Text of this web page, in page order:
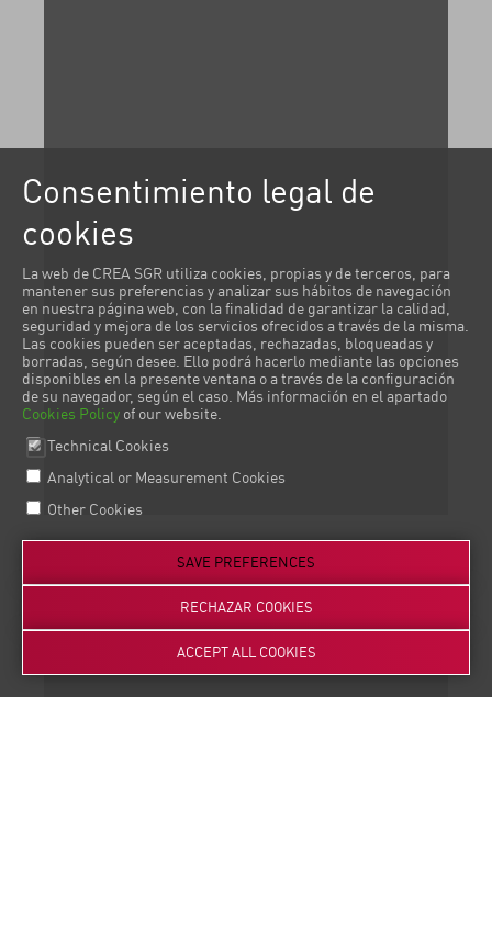
3Feasibility study
Consentimiento legal de
cookies
La web de CREA SGR utiliza cookies, propias y de terceros, para
mantener sus preferencias y analizar sus hábitos de navegación
en nuestra página web, con la finalidad de garantizar la calidad,
seguridad y mejora de los servicios ofrecidos a través de la misma.
Las cookies pueden ser aceptadas, rechazadas, bloqueadas y
borradas, según desee. Ello podrá hacerlo mediante las opciones
disponibles en la presente ventana o a través de la configuración
de su navegador, según el caso. Más información en el apartado
Cookies Policy of our website.
Technical Cookies
Analytical or Measurement Cookies
Other Cookies
SAVE PREFERENCES
RECHAZAR COOKIES
ACCEPT ALL COOKIES